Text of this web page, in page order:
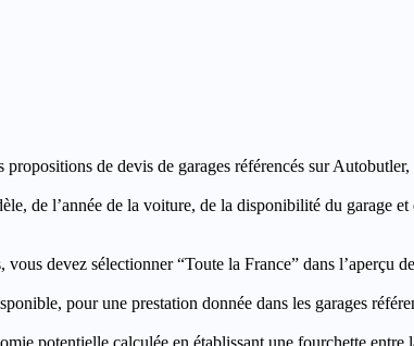
de devis de garages référencés sur
de l’année de la voiture, de la disponibilité du garage
devez sélectionner “Toute la France” dans l’aperçu
pour une prestation donnée dans les garages
potentielle calculée en établissant une fourchette entre